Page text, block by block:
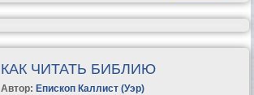
КАК ЧИТАТЬ БИБЛИЮ
Автор: Епископ Каллист (Уэр)